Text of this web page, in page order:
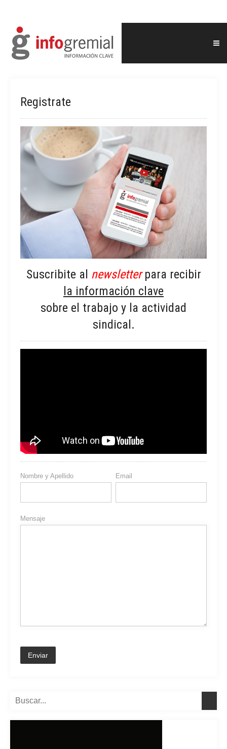
Registrate
Suscribite al newsletter para recibir
la información clave
sobre el trabajo y la actividad
sindical.
Nombre y Apellido Email
Mensaje